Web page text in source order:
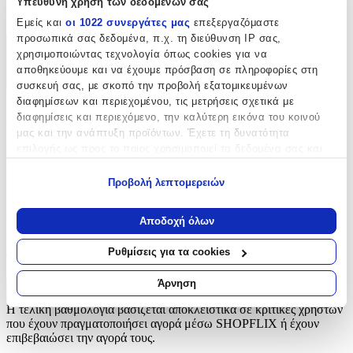
Εμείς και οι 1022 συνεργάτες μας επεξεργαζόμαστε
προσωπικά σας δεδομένα, π.χ. τη διεύθυνση IP σας,
χρησιμοποιώντας τεχνολογία όπως cookies για να
αποθηκεύουμε και να έχουμε πρόσβαση σε πληροφορίες στη
συσκευή σας, με σκοπό την προβολή εξατομικευμένων
διαφημίσεων και περιεχομένου, τις μετρήσεις σχετικά με
διαφημίσεις και περιεχόμενο, την καλύτερη εικόνα του κοινού
μας και την ανάπτυξη προϊόντων. Έχετε τη δυνατότητα
Να συλλέξουμε πληροφορίες σχετικά με τη γεωγραφική
σας τοποθεσία, οι οποίες μπορεί να είναι ακριβείς σε
απόσταση μερικών μέτρων
Να αναγνωρίσουμε τη συσκευή σας σαρώνοντας ενεργά
για συγκεκριμένα χαρακτηριστικά (δακτυλικό αποτύπωμα)
Μάθετε περισσότερα σχετικά με τον τρόπο επεξεργασίας των
προσωπικών σας δεδομένων και καθορίστε τις προτιμήσεις σας
στηνενότητα “Λεπτομέρειες”. Μπορείτε να αλλάξετε ή να
ανακαλέσετε τη συγκατάθεσή σας ανά πάσα στιγμή από τη
Προβολή λεπτομερειών
Αποδοχή όλων
Ρυθμίσεις για τα cookies
Άρνηση
Χαρακτηριστικά
+
Χαρακτηριστικά
Αξιολογήσεις
Προς το παρόν δεν υπάρχουν άλλες αξιολογήσεις. Όταν
προστεθούν, θα εμφανιστούν εδώ.
Πώς υπολογίζεται η βαθμολογία
Η τελική βαθμολογία βασίζεται αποκλειστικά σε κριτικές χρηστών
που έχουν πραγματοποιήσει αγορά μέσω SHOPFLIX ή έχουν
επιβεβαιώσει την αγορά τους.